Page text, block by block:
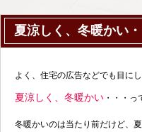
夏涼しく、冬暖かい
よく、住宅の広告などでも目に
夏涼しく、冬暖かい ・・・っ
冬暖かいのは当たり前だけど、